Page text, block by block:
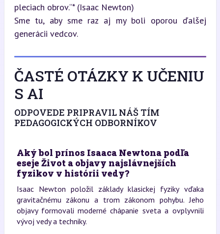
pleciach obrov.“* (Isaac Newton)
Sme tu, aby sme raz aj my boli oporou ďalšej
generácii vedcov.
ČASTÉ OTÁZKY K UČENIU
S AI
ODPOVEDE PRIPRAVIL NÁŠ TÍM
PEDAGOGICKÝCH ODBORNÍKOV
Aký bol prínos Isaaca Newtona podľa
eseje Život a objavy najslávnejších
fyzikov v histórii vedy?
Isaac Newton položil základy klasickej fyziky vďaka
gravitačnému zákonu a trom zákonom pohybu. Jeho
objavy formovali moderné chápanie sveta a ovplyvnili
vývoj vedy a techniky.